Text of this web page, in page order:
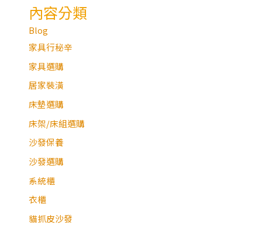
內容分類
Blog
家具行秘辛
家具選購
居家裝潢
床墊選購
床架/床組選購
沙發保養
沙發選購
系統櫃
衣櫃
貓抓皮沙發